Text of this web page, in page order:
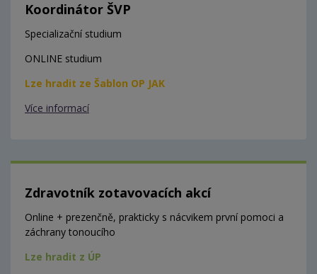
Koordinátor ŠVP
Specializační studium
ONLINE studium
Lze hradit ze Šablon OP JAK
Více informací
Zdravotník zotavovacích akcí
Online + prezenčně, prakticky s nácvikem první pomoci a
záchrany tonoucího
Lze hradit z ÚP